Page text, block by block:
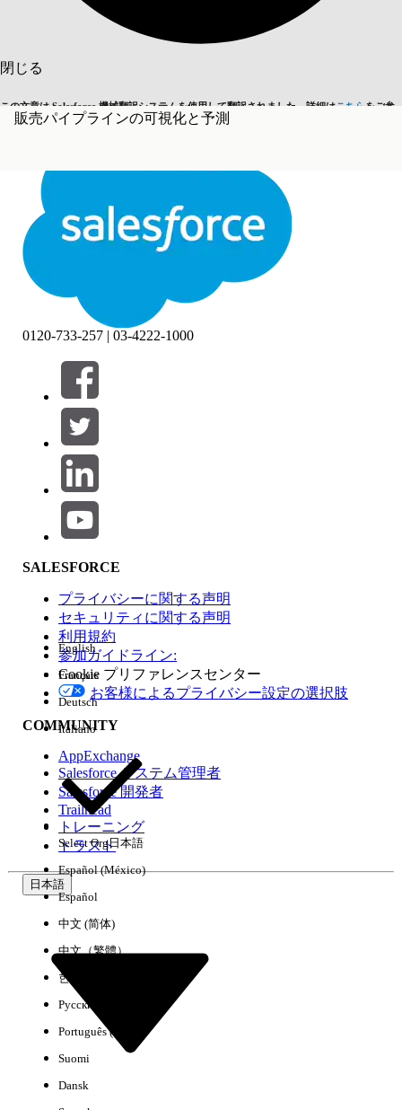
閉じる
この文章は Salesforce 機械翻訳システムを使用して翻訳されました。詳細はこちら をご参
照ください。
英語に切り替える 今はしません
閉じる 閉じる
販売パイプラインの可視化と予測
絞り込み条件 (0)
絞り込み条件を選択
製品エリア
機能の影響
エディション
環境
0120-733-257 | 03-4222-1000
SALESFORCE
プライバシーに関する声明
セキュリティに関する声明
利用規約
参加ガイドライン:
Cookie プリファレンスセンター
お客様によるプライバシー設定の選択肢
COMMUNITY
AppExchange
Salesforce システム管理者
Salesforce 開発者
Trailhead
トレーニング
トラスト
日本語
English
Français
Deutsch
Italiano
Select Org日本語
Español (México)
Español
中文 (简体)
中文（繁體）
한국어
Русский
Português (Brasil)
Suomi
Dansk